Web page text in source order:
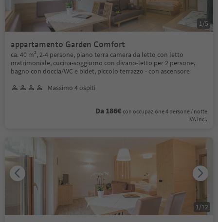
appartamento Garden Comfort
ca. 40 m², 2-4 persone, piano terra camera da letto con letto
matrimoniale, cucina-soggiorno con divano-letto per 2 persone,
bagno con doccia/WC e bidet, piccolo terrazzo - con ascensore
Massimo 4 ospiti
Da 186€ con occupazione 4 persone / notte
IVA incl.
1 /5
1 /12